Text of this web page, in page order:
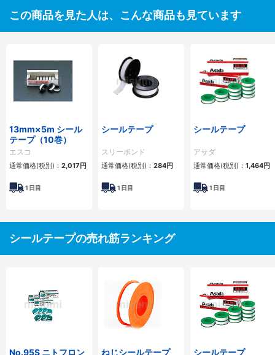
この商品を見た人は、こんな商品も見ています
13mm×5m シール
テープ（10巻）
エスコ
通常価格(税別)： 2,017円
1 日目
シールテープ
スリーボンド
通常価格(税別)： 284円
1 日目
シールテープ
アサダ
通常価格(税別)： 1,464円
1 日目
シールテープの売れ筋ランキング
No.95S ニトフロン
ねじシールテープ
シールテープ